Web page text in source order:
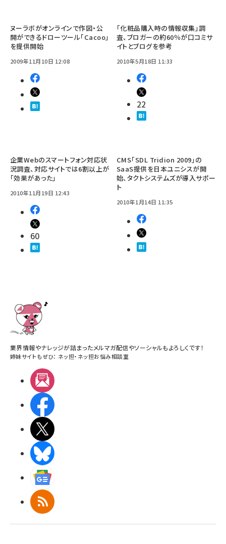
ヌーラボがオンラインで作図・公
開ができるドローツール「Cacoo」
を提供開始
2009年11月10日 12:08
「化粧品購入時の情報収集」調
査、ブロガーの約60％が口コミサ
イトとブログを参考
2010年5月18日 11:33
22
企業Webのスマートフォン対応状
況調査、対応サイトでは6割以上が
「効果があった」
2010年11月19日 12:43
60
CMS「SDL Tridion 2009」の
SaaS提供を日本ユニシスが開
始、タクトシステムズが導入サポー
ト
2010年1月14日 11:35
業界情報やナレッジが詰まったメルマガ配信やソーシャルもよろしくです！
姉妹サイトもぜひ： ネッ担・ ネッ担お悩み相談室
RSS